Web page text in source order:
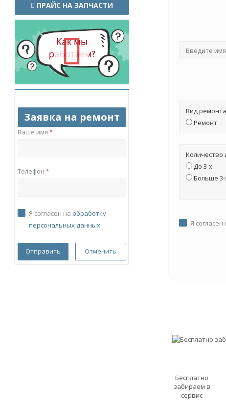
Вид ремонта
Ремонт
Количество
До 3-х
Больше 3-
Я согласен
Бесплатно
забираем в
сервис
ПРАЙС НА ЗАПЧАСТИ
Заявка на ремонт
Ваше имя *
Телефон *
Я согласен на обработку
персональных данных
Отменить